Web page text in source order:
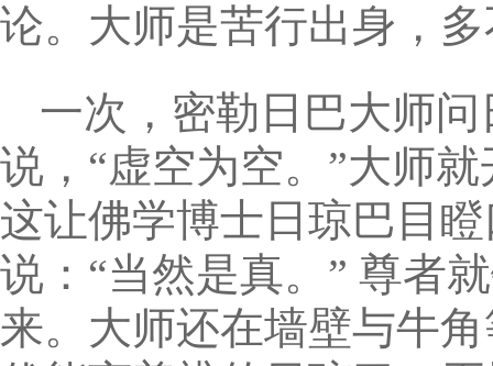
论。大师是苦行出身，
一次，密勒日巴大师
说，“虚空为空。”大师
这让佛学博士日琼巴目
说：“当然是真。” 尊者
来。大师还在墙壁与牛